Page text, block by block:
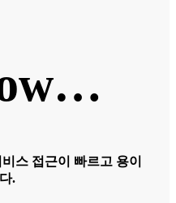
스 접근이 빠르고 용이
.